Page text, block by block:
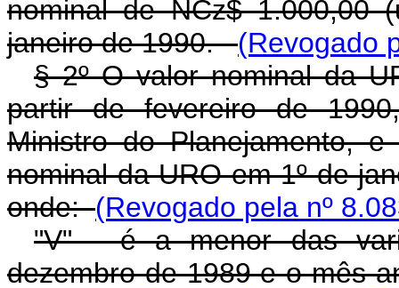
nominal de NCz$ 1.000,00
janeiro de 1990.(Revogado
§ 2º O valor nominal da
partir de fevereiro de
Ministro do Planejamento,
nominal da URO em 1º de
onde:(Revogado pela nº
"V" - é a menor das
dezembro de 1989 e o mês